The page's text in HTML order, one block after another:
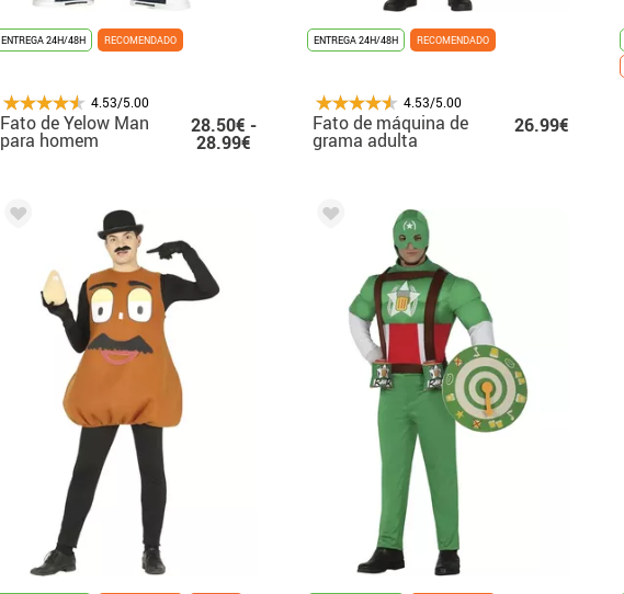
ENTREGA 24H/48H RECOMENDADO
4.53/5.00
Fato de Yelow Man
para homem
28.50€ -
28.99€
ENTREGA 24H/48H RECOMENDADO
4.53/5.00
Fato de máquina de
grama adulta
26.99€